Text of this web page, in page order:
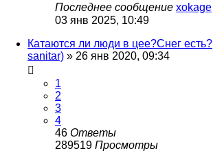
Последнее сообщение xokage
03 янв 2025, 10:49
Катаются ли люди в цее?Снег есть?
sanitar) » 26 янв 2020, 09:34
1
2
3
4
46 Ответы
289519 Просмотры